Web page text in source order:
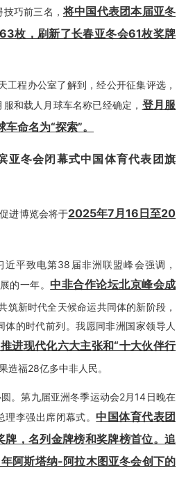
技巧前三名，将中国代表团本届亚冬
枚，刷新了长春亚冬会61枚奖牌
工程办公室了解到，经公开征集评选，
和载人月球车名称已经确定， 登月服
车命名为“探索”。
亚冬会闭幕式中国体育代表团旗
进博览会将于2025年7月16日至20
平致电第38届非洲联盟峰会强调，
的一年。 中非合作论坛北京峰会成
筑新时代全天候命运共同体的新阶段，
体的时代前列。我愿同非洲国家领导人
进现代化六大主张和“十大伙伴行
造福28亿多中非人民。
。第九届亚洲冬季运动会2月14日晚在
李强出席闭幕式。 中国体育代表团
，名列金牌榜和奖牌榜首位。 追
阿斯塔纳-阿拉木图亚冬会创下的